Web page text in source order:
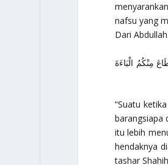
nafsu yang
Dari
مِنْكُمُ الْبَاءَةَ
“Suatu
barangsiapa
itu lebih
hendaknya
tashar